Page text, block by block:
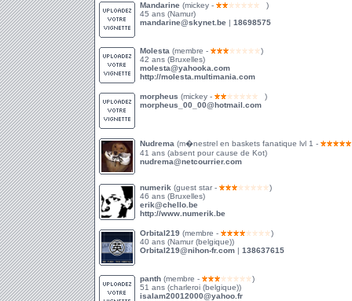
Mandarine (mickey -
)
45 ans (Namur)
mandarine@skynet.be | 18698575
Molesta (membre -
)
42 ans (Bruxelles)
molesta@yahooka.com
http://molesta.multimania.com
morpheus (mickey -
)
morpheus_00_00@hotmail.com
Nudrema (m�nestrel en baskets fanatique lvl 1 -
41 ans (absent pour cause de Kot)
nudrema@netcourrier.com
numerik (guest star -
)
46 ans (Bruxelles)
erik@chello.be
http://www.numerik.be
Orbital219 (membre -
)
40 ans (Namur (belgique))
Orbital219@nihon-fr.com | 138637615
panth (membre -
)
51 ans (charleroi (belgique))
isalam20012000@yahoo.fr